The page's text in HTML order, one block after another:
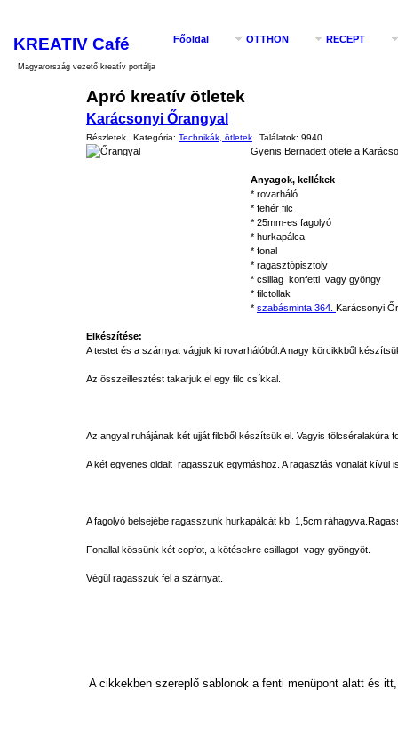
KREATIV Café
Magyarország vezető kreatív portálja
Főoldal OTTHON RECEPT
Apró kreatív ötletek
Karácsonyi Őrangyal
Részletek Kategória: Technikák, ötletek Találatok: 9940
Gyenis Bernadett ötlete a
Anyagok, kellékek
* rovarháló
* fehér filc
* 25mm-es fagolyó
* hurkapálca
* fonal
* ragasztópisztoly
* csillag konfetti vagy gyöngy
* filctollak
* szabásminta 364. Karácsonyi
Elkészítése:
A testet és a szárnyat vágjuk ki rovarhálóból.A nagy körcikkből
Az összeillesztést takarjuk el egy filc csíkkal.
Az angyal ruhájának két ujját filcből készítsük el. Vagyis tölcséralakúra
A két egyenes oldalt ragasszuk egymáshoz. A ragasztás vonalát kívül
A fagolyó belsejébe ragasszunk hurkapálcát kb. 1,5cm
Fonallal kössünk két copfot, a kötésekre csillagot vagy gyöngyöt.
Végül ragasszuk fel a szárnyat.
A cikkekben szereplő sablonok a fenti menüpont alatt és